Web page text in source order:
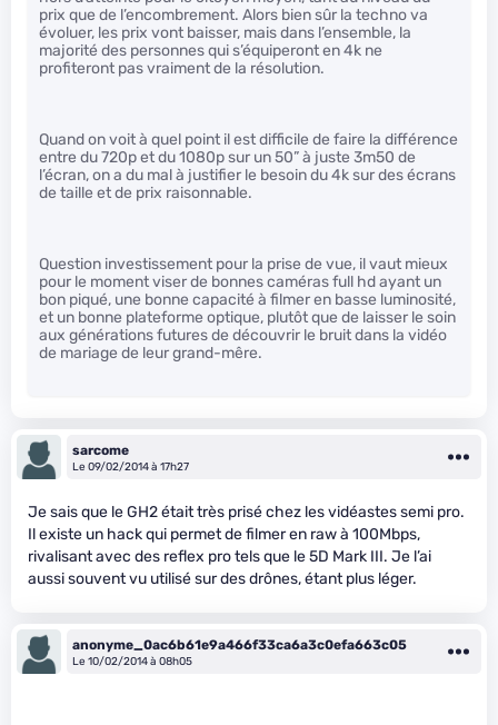
prix que de l’encombrement. Alors bien sûr la techno va
évoluer, les prix vont baisser, mais dans l’ensemble, la
majorité des personnes qui s’équiperont en 4k ne
profiteront pas vraiment de la résolution.
Quand on voit à quel point il est difficile de faire la différence
entre du 720p et du 1080p sur un 50” à juste 3m50 de
l’écran, on a du mal à justifier le besoin du 4k sur des écrans
de taille et de prix raisonnable.
Question investissement pour la prise de vue, il vaut mieux
pour le moment viser de bonnes caméras full hd ayant un
bon piqué, une bonne capacité à filmer en basse luminosité,
et un bonne plateforme optique, plutôt que de laisser le soin
aux générations futures de découvrir le bruit dans la vidéo
de mariage de leur grand-mêre.
sarcome
Le 09/02/2014 à 17h27
Je sais que le GH2 était très prisé chez les vidéastes semi pro.
Il existe un hack qui permet de filmer en raw à 100Mbps,
rivalisant avec des reflex pro tels que le 5D Mark III. Je l’ai
aussi souvent vu utilisé sur des drônes, étant plus léger.
anonyme_0ac6b61e9a466f33ca6a3c0efa663c05
Le 10/02/2014 à 08h05